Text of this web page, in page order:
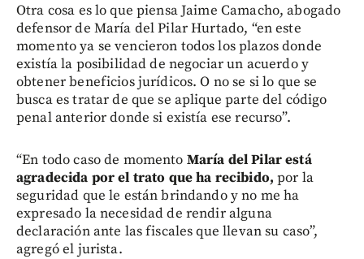
Otra cosa es lo que piensa Jaime Camacho, abogado
defensor de María del Pilar Hurtado, “en este
momento ya se vencieron todos los plazos donde
existía la posibilidad de negociar un acuerdo y
obtener beneficios jurídicos. O no se si lo que se
busca es tratar de que se aplique parte del código
penal anterior donde si existía ese recurso”.
“En todo caso de momento María del Pilar está
agradecida por el trato que ha recibido, por la
seguridad que le están brindando y no me ha
expresado la necesidad de rendir alguna
declaración ante las fiscales que llevan su caso”,
agregó el jurista.